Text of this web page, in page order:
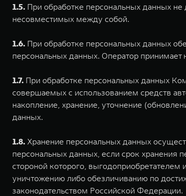
1.5. При обработке персональных данных
несовместимых между собой.
1.6. При обработке персональных данных
персональных данных. Оператор
1.7. При обработке персональных данных
совершаемых с использованием средств
накопление, хранение, уточнение
данных.
1.8. Хранение персональных данных
персональных данных, если срок
стороной которого,
уничтожению либо обезличиванию по
законодательством Российской Федерации.